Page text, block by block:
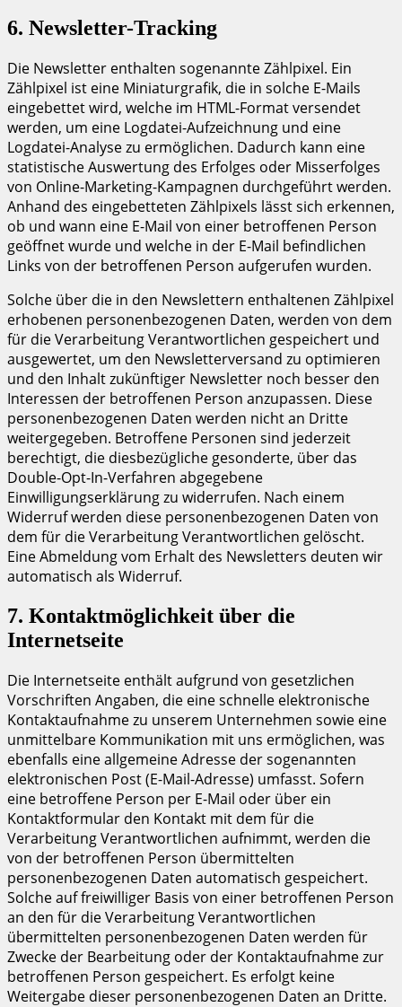
6. Newsletter-Tracking
Die Newsletter enthalten sogenannte Zählpixel. Ein
Zählpixel ist eine Miniaturgrafik, die in solche E-Mails
eingebettet wird, welche im HTML-Format versendet
werden, um eine Logdatei-Aufzeichnung und eine
Logdatei-Analyse zu ermöglichen. Dadurch kann eine
statistische Auswertung des Erfolges oder Misserfolges
von Online-Marketing-Kampagnen durchgeführt werden.
Anhand des eingebetteten Zählpixels lässt sich erkennen,
ob und wann eine E-Mail von einer betroffenen Person
geöffnet wurde und welche in der E-Mail befindlichen
Links von der betroffenen Person aufgerufen wurden.
Solche über die in den Newslettern enthaltenen Zählpixel
erhobenen personenbezogenen Daten, werden von dem
für die Verarbeitung Verantwortlichen gespeichert und
ausgewertet, um den Newsletterversand zu optimieren
und den Inhalt zukünftiger Newsletter noch besser den
Interessen der betroffenen Person anzupassen. Diese
personenbezogenen Daten werden nicht an Dritte
weitergegeben. Betroffene Personen sind jederzeit
berechtigt, die diesbezügliche gesonderte, über das
Double-Opt-In-Verfahren abgegebene
Einwilligungserklärung zu widerrufen. Nach einem
Widerruf werden diese personenbezogenen Daten von
dem für die Verarbeitung Verantwortlichen gelöscht.
Eine Abmeldung vom Erhalt des Newsletters deuten wir
automatisch als Widerruf.
7. Kontaktmöglichkeit über die
Internetseite
Die Internetseite enthält aufgrund von gesetzlichen
Vorschriften Angaben, die eine schnelle elektronische
Kontaktaufnahme zu unserem Unternehmen sowie eine
unmittelbare Kommunikation mit uns ermöglichen, was
ebenfalls eine allgemeine Adresse der sogenannten
elektronischen Post (E-Mail-Adresse) umfasst. Sofern
eine betroffene Person per E-Mail oder über ein
Kontaktformular den Kontakt mit dem für die
Verarbeitung Verantwortlichen aufnimmt, werden die
von der betroffenen Person übermittelten
personenbezogenen Daten automatisch gespeichert.
Solche auf freiwilliger Basis von einer betroffenen Person
an den für die Verarbeitung Verantwortlichen
übermittelten personenbezogenen Daten werden für
Zwecke der Bearbeitung oder der Kontaktaufnahme zur
betroffenen Person gespeichert. Es erfolgt keine
Weitergabe dieser personenbezogenen Daten an Dritte.